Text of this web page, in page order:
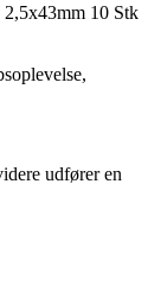
2,5x43mm 10 Stk
udfører en